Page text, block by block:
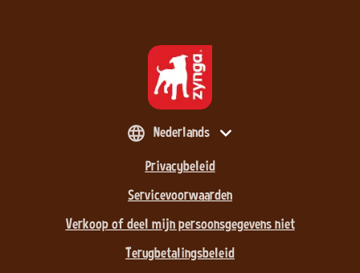
Privacybeleid
Servicevoorwaarden
Verkoop of deel mijn persoonsgegevens niet
Terugbetalingsbeleid
Nederlands